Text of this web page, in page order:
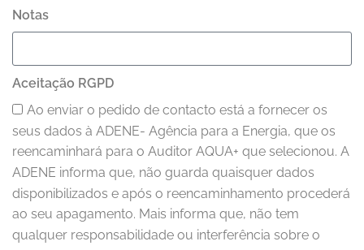
Notas
Aceitação RGPD
Ao enviar o pedido de contacto está a fornecer os
seus dados à ADENE- Agência para a Energia, que os
reencaminhará para o Auditor AQUA+ que selecionou. A
ADENE informa que, não guarda quaisquer dados
disponibilizados e após o reencaminhamento procederá
ao seu apagamento. Mais informa que, não tem
qualquer responsabilidade ou interferência sobre o